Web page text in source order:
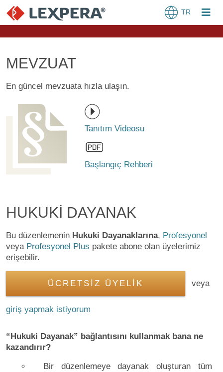
TR
MEVZUAT
En güncel mevzuata hızla ulaşın.
Tanıtım Videosu
Başlangıç Rehberi
HUKUKİ DAYANAK
Bu düzenlemenin Hukuki Dayanaklarına, Profesyonel
veya Profesyonel Plus pakete abone olan üyelerimiz
erişebilir.
ÜCRETSİZ ÜYELİK veya
giriş yapmak istiyorum
“Hukuki Dayanak” bağlantısını kullanmak bana ne
kazandırır?
Bir düzenlemeye dayanak oluşturan tüm